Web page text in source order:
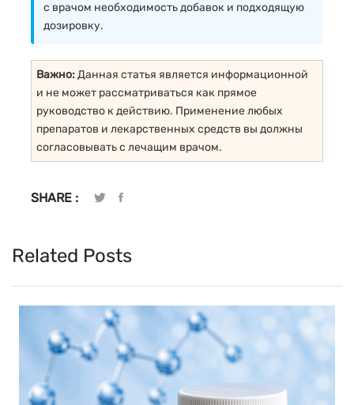
с врачом необходимость добавок и подходящую
дозировку.
Важно:Данная статья является информационной
и не может рассматриваться как прямое
руководство к действию. Применение любых
препаратов и лекарственных средств вы должны
согласовывать с лечащим врачом.
SHARE :
Related Posts